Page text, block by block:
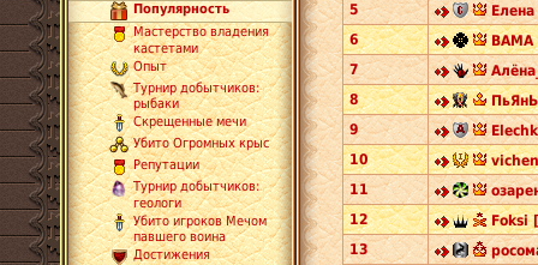
Популярность
Мастерство владения
кастетами
Опыт
Турнир добытчиков:
рыбаки
Скрещенные мечи
Убито Огромных крыс
Репутации
Турнир добытчиков:
геологи
Убито игроков Мечом
павшего воина
Достижения
5
6
7
8
9
10
11
12
Foksi
13